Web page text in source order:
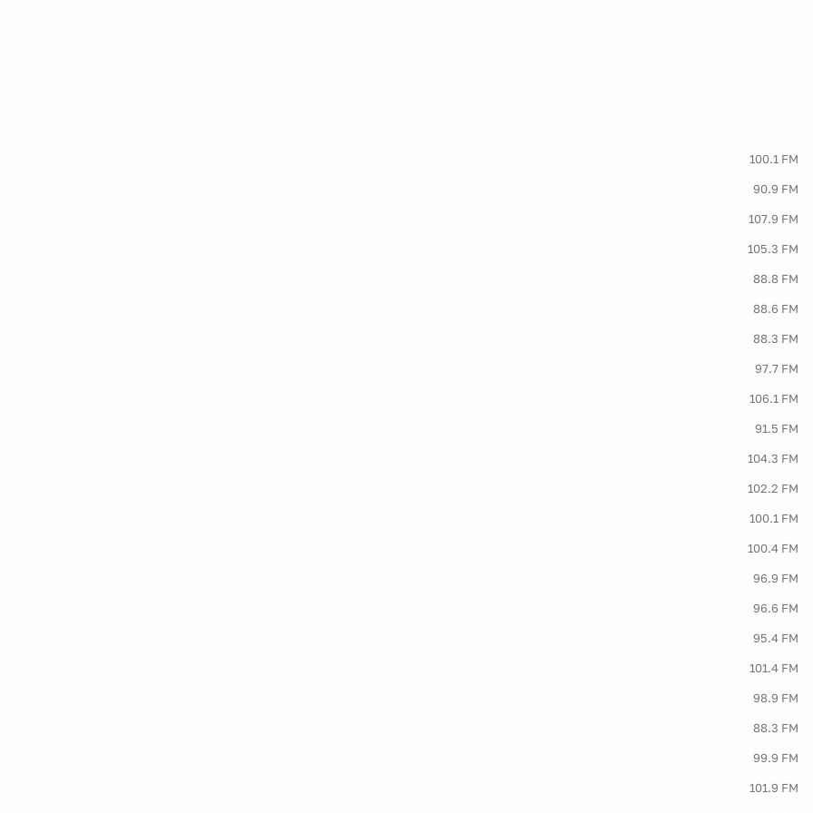
100.1 FM
90.9 FM
107.9 FM
105.3 FM
88.8 FM
88.6 FM
88.3 FM
97.7 FM
106.1 FM
91.5 FM
104.3 FM
102.2 FM
100.1 FM
100.4 FM
96.9 FM
96.6 FM
95.4 FM
101.4 FM
98.9 FM
88.3 FM
99.9 FM
101.9 FM